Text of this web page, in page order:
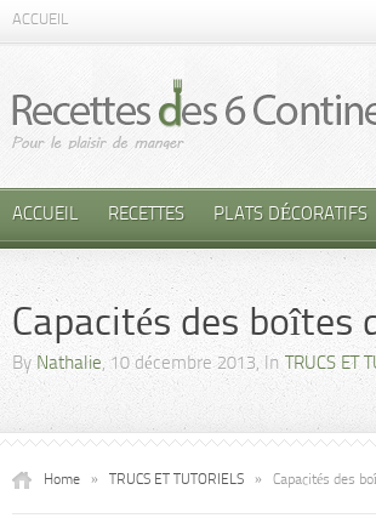
ACCUEIL
ACCUEIL RECETTES PLATS DÉCORATIFS
Capacités des boîtes
By Nathalie, 10 décembre 2013, In TRUCS ET
Home » TRUCS ET TUTORIELS » Capacités des